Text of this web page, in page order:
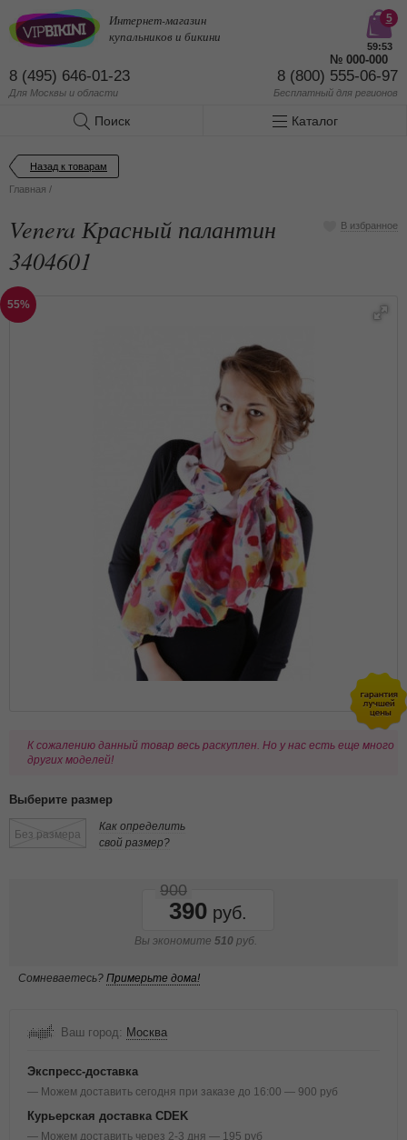
Интернет-магазин
купальников и бикини
8 (495) 646-01-23
Для Москвы и области
8 (800) 555-06-97
Бесплатный для регионов
5
59:53
№ 000-000
Поиск Каталог
Назад к товарам
Главная /
Venera Красный палантин
3404601
В избранное
55%
К сожалению данный товар весь раскуплен. Но у нас есть еще много
других моделей!
Выберите размер
Без размера
Как определить
свой размер?
390
900
Вы экономите 510 руб.
Сомневаетесь? Примерьте дома!
Ваш город: Москва
Экспресс-доставка
— Можем доставить сегодня при заказе до 16:00 — 900 руб
Курьерская доставка CDEK
— Можем доставить через 2-3 дня — 195 руб